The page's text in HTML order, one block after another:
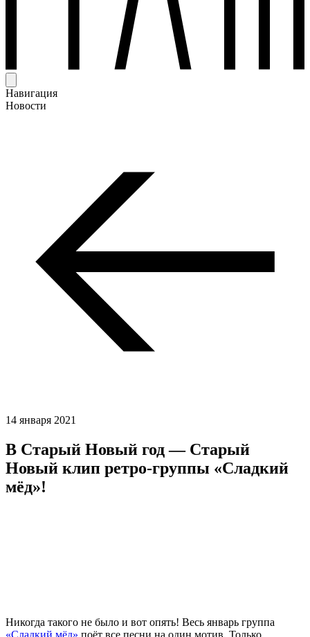
Навигация
Новости
14 января 2021
В Старый Новый год — Старый
Новый клип ретро-группы «Сладкий
мёд»!
Никогда такого не было и вот опять! Весь январь группа